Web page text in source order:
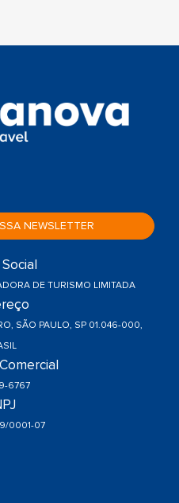
NEWSLETTER
DE TURISMO LIMITADA
SÃO PAULO, SP 01.046-000,
6767
0001-07